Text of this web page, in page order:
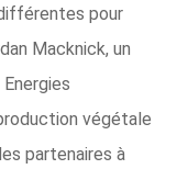
pour
Macknick, un
végétale
partenaires à